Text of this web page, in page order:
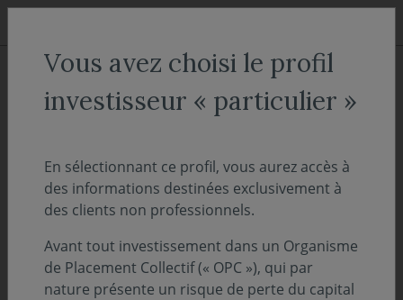
Aller au menu
Aller au contenu
ACCUEIL Actualités
Actions Europe - Covéa Actions
Europe Opportunités
VIE DES FONDS 04 octobre 2021
Nous vous informons que des modifications
Vous avez choisi le profil
investisseur « particulier »
En sélectionnant ce profil, vous aurez accès à
des informations destinées exclusivement à
des clients non professionnels.
Avant tout investissement dans un Organisme
de Placement Collectif (« OPC »), qui par
nature présente un risque de perte du capital